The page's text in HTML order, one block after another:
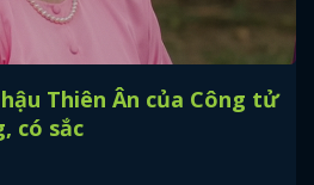
Thiên Ân của Công tử
có sắc